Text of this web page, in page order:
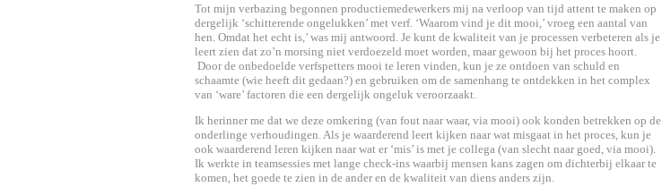
Tot mijn verbazing begonnen productiemedewerkers mij na verloop van tijd attent te maken op
dergelijk ‘schitterende ongelukken’ met verf. ‘Waarom vind je dit mooi,’ vroeg een aantal van
hen. Omdat het echt is,’ was mij antwoord. Je kunt de kwaliteit van je processen verbeteren als je
leert zien dat zo’n morsing niet verdoezeld moet worden, maar gewoon bij het proces hoort.
Door de onbedoelde verfspetters mooi te leren vinden, kun je ze ontdoen van schuld en
schaamte (wie heeft dit gedaan?) en gebruiken om de samenhang te ontdekken in het complex
van ‘ware’ factoren die een dergelijk ongeluk veroorzaakt.
Ik herinner me dat we deze omkering (van fout naar waar, via mooi) ook konden betrekken op de
onderlinge verhoudingen. Als je waarderend leert kijken naar wat misgaat in het proces, kun je
ook waarderend leren kijken naar wat er ‘mis’ is met je collega (van slecht naar goed, via mooi).
Ik werkte in teamsessies met lange check-ins waarbij mensen kans zagen om dichterbij elkaar te
komen, het goede te zien in de ander en de kwaliteit van diens anders zijn.